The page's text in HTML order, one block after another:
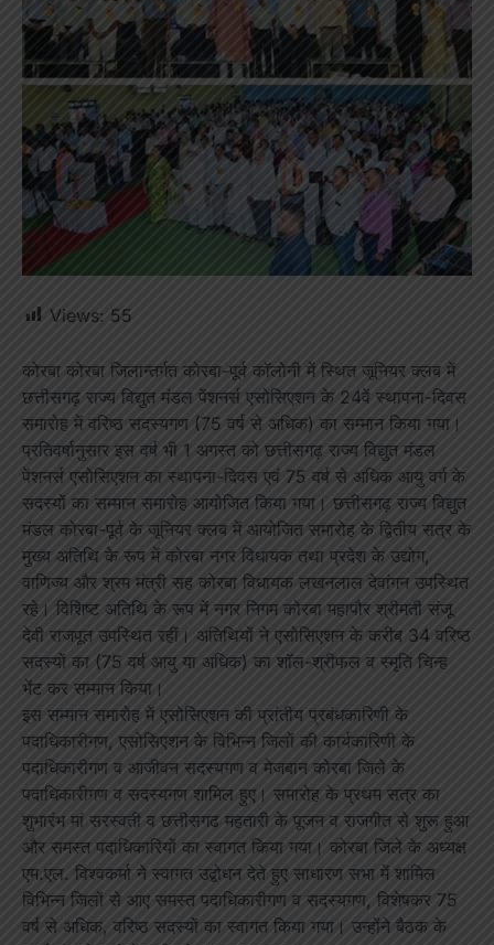
Views: 55
कोरबा कोरबा जिलान्तर्गत कोरबा-पूर्व कॉलोनी में स्थित जूनियर क्लब में
छत्तीसगढ़ राज्य विद्युत मंडल पेंशनर्स एसोसिएशन के 24वें स्थापना-दिवस
समारोह में वरिष्ठ सदस्यगण (75 वर्ष से अधिक) का सम्मान किया गया।
प्रतिवर्षानुसार इस वर्ष भी 1 अगस्त को छत्तीसगढ़ राज्य विद्युत मंडल
पेंशनर्स एसोसिएशन का स्थापना-दिवस एवं 75 वर्ष से अधिक आयु वर्ग के
सदस्यों का सम्मान समारोह आयोजित किया गया। छत्तीसगढ़ राज्य विद्युत
मंडल कोरबा-पूर्व के जूनियर क्लब में आयोजित समारोह के द्वितीय सत्र के
मुख्य अतिथि के रूप में कोरबा नगर विधायक तथा प्रदेश के उद्योग,
वाणिज्य और श्रम मंत्री सह कोरबा विधायक लखनलाल देवांगन उपस्थित
रहे। विशिष्ट अतिथि के रूप में नगर निगम कोरबा महापौर श्रीमती संजू
देवी राजपूत उपस्थित रहीं। अतिथियों ने एसोसिएशन के करीब 34 वरिष्ठ
सदस्यों का (75 वर्ष आयु या अधिक) का शाॅल-श्रीफल व स्मृति चिन्ह
भेंट कर सम्मान किया।
इस सम्मान समारोह में एसोसिएशन की प्रांतीय प्रबंधकारिणी के
पदाधिकारीगण, एसोसिएशन के विभिन्न जिलों की कार्यकारिणी के
पदाधिकारीगण व आजीवन सदस्यगण व मेजबान कोरबा जिले के
पदाधिकारीगण व सदस्यगण शामिल हुए। समारोह के प्रथम सत्र का
शुभारंभ मां सरस्वती व छत्तीसगढ महतारी के पूजन व राजगीत से शुरू हुआ
और समस्त पदाधिकारियों का स्वागत किया गया। कोरबा जिले के अध्यक्ष
एम.एल. विश्वकर्मा ने स्वागत उद्बोधन देते हुए साधारण सभा में शामिल
विभिन्न जिलों से आए समस्त पदाधिकारीगण व सदस्यगण, विशेषकर 75
वर्ष से अधिक, वरिष्ठ सदस्यों का स्वागत किया गया। उन्होंने बैठक के